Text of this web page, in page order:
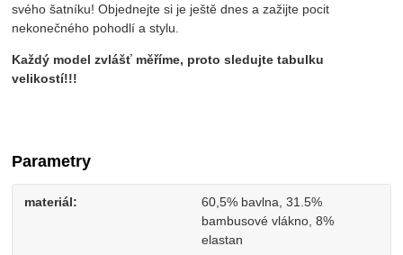
svého šatníku! Objednejte si je ještě dnes a zažijte pocit
nekonečného pohodlí a stylu.
Každý model zvlášť měříme, proto sledujte tabulku
velikostí!!!
Parametry
materiál
60,5% bavlna, 31.5%
bambusové vlákno, 8%
elastan